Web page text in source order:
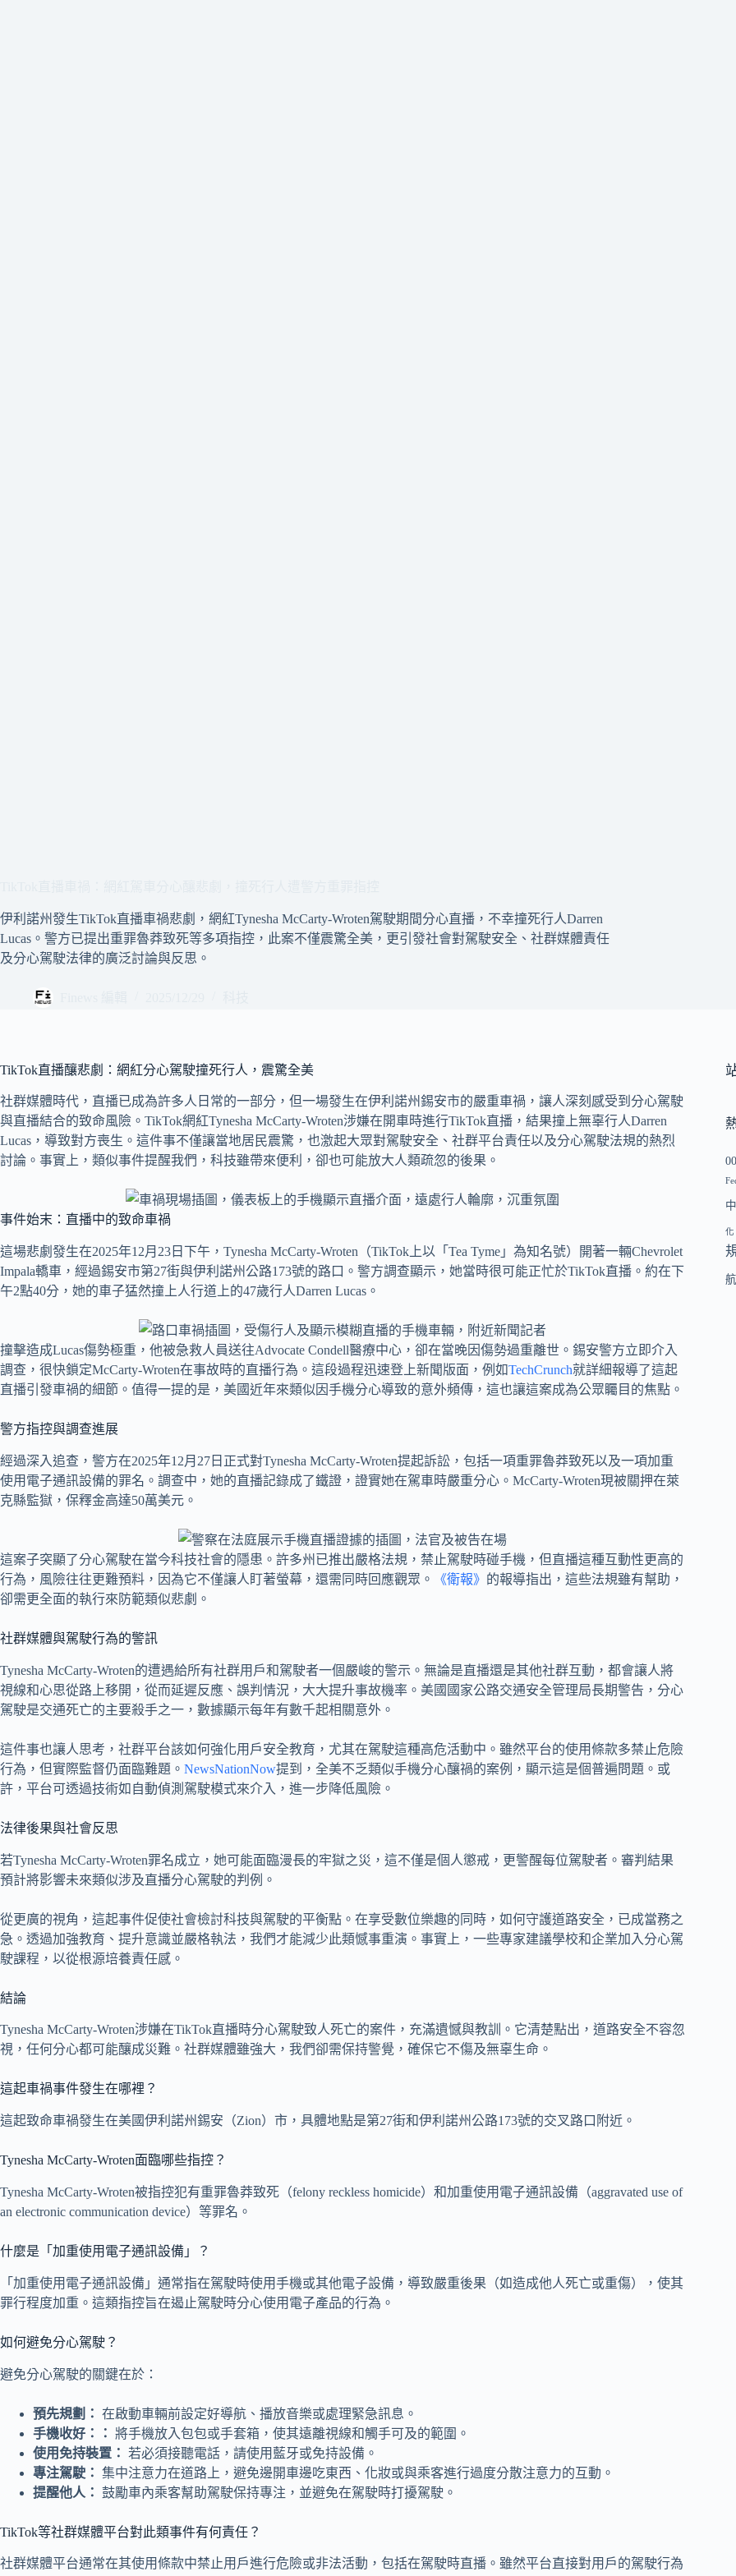
伊利諾州發生TikTok直播車禍悲劇，網紅Tynesha McCarty-Wroten駕駛期間分心直播，不幸撞死行人Darren
Lucas。警方已提出重罪魯莽致死等多項指控，此案不僅震驚全美，更引發社會對駕駛安全、社群媒體責任
及分心駕駛法律的廣泛討論與反思。
TikTok直播釀悲劇：網紅分心駕駛撞死行人，震驚全美
社群媒體時代，直播已成為許多人日常的一部分，但一場發生在伊利諾州錫安市的嚴重車禍，讓人深刻感受到分心駕駛
與直播結合的致命風險。TikTok網紅Tynesha McCarty-Wroten涉嫌在開車時進行TikTok直播，結果撞上無辜行人Darren
Lucas，導致對方喪生。這件事不僅讓當地居民震驚，也激起大眾對駕駛安全、社群平台責任以及分心駕駛法規的熱烈
討論。事實上，類似事件提醒我們，科技雖帶來便利，卻也可能放大人類疏忽的後果。
事件始末：直播中的致命車禍
這場悲劇發生在2025年12月23日下午，Tynesha McCarty-Wroten（TikTok上以「Tea Tyme」為知名號）開著一輛Chevrolet
Impala轎車，經過錫安市第27街與伊利諾州公路173號的路口。警方調查顯示，她當時很可能正忙於TikTok直播。約在下
午2點40分，她的車子猛然撞上人行道上的47歲行人Darren Lucas。
撞擊造成Lucas傷勢極重，他被急救人員送往Advocate Condell醫療中心，卻在當晚因傷勢過重離世。錫安警方立即介入
調查，很快鎖定McCarty-Wroten在事故時的直播行為。這段過程迅速登上新聞版面，例如TechCrunch就詳細報導了這起
直播引發車禍的細節。值得一提的是，美國近年來類似因手機分心導致的意外頻傳，這也讓這案成為公眾矚目的焦點。
警方指控與調查進展
經過深入追查，警方在2025年12月27日正式對Tynesha McCarty-Wroten提起訴訟，包括一項重罪魯莽致死以及一項加重
使用電子通訊設備的罪名。調查中，她的直播記錄成了鐵證，證實她在駕車時嚴重分心。McCarty-Wroten現被關押在萊
克縣監獄，保釋金高達50萬美元。
這案子突顯了分心駕駛在當今科技社會的隱患。許多州已推出嚴格法規，禁止駕駛時碰手機，但直播這種互動性更高的
行為，風險往往更難預料，因為它不僅讓人盯著螢幕，還需同時回應觀眾。
《衛報》 的報導指出，這些法規雖有幫助，
卻需更全面的執行來防範類似悲劇。
社群媒體與駕駛行為的警訊
Tynesha McCarty-Wroten的遭遇給所有社群用戶和駕駛者一個嚴峻的警示。無論是直播還是其他社群互動，都會讓人將
視線和心思從路上移開，從而延遲反應、誤判情況，大大提升事故機率。美國國家公路交通安全管理局長期警告，分心
駕駛是交通死亡的主要殺手之一，數據顯示每年有數千起相關意外。
這件事也讓人思考，社群平台該如何強化用戶安全教育，尤其在駕駛這種高危活動中。雖然平台的使用條款多禁止危險
行為，但實際監督仍面臨難題。 NewsNationNow提到，全美不乏類似手機分心釀禍的案例，顯示這是個普遍問題。或
許，平台可透過技術如自動偵測駕駛模式來介入，進一步降低風險。
法律後果與社會反思
若Tynesha McCarty-Wroten罪名成立，她可能面臨漫長的牢獄之災，這不僅是個人懲戒，更警醒每位駕駛者。審判結果
預計將影響未來類似涉及直播分心駕駛的判例。
從更廣的視角，這起事件促使社會檢討科技與駕駛的平衡點。在享受數位樂趣的同時，如何守護道路安全，已成當務之
急。透過加強教育、提升意識並嚴格執法，我們才能減少此類憾事重演。事實上，一些專家建議學校和企業加入分心駕
駛課程，以從根源培養責任感。
結論
Tynesha McCarty-Wroten涉嫌在TikTok直播時分心駕駛致人死亡的案件，充滿遺憾與教訓。它清楚點出，道路安全不容忽
視，任何分心都可能釀成災難。社群媒體雖強大，我們卻需保持警覺，確保它不傷及無辜生命。
這起車禍事件發生在哪裡？
這起致命車禍發生在美國伊利諾州錫安（Zion）市，具體地點是第27街和伊利諾州公路173號的交叉路口附近。
Tynesha McCarty-Wroten面臨哪些指控？
Tynesha McCarty-Wroten被指控犯有重罪魯莽致死（felony reckless homicide）和加重使用電子通訊設備（aggravated use of
an electronic communication device）等罪名。
什麼是「加重使用電子通訊設備」？
「加重使用電子通訊設備」通常指在駕駛時使用手機或其他電子設備，導致嚴重後果（如造成他人死亡或重傷），使其
罪行程度加重。這類指控旨在遏止駕駛時分心使用電子產品的行為。
如何避免分心駕駛？
避免分心駕駛的關鍵在於：
預先規劃： 在啟動車輛前設定好導航、播放音樂或處理緊急訊息。
手機收好：： 將手機放入包包或手套箱，使其遠離視線和觸手可及的範圍。
使用免持裝置： 若必須接聽電話，請使用藍牙或免持設備。
專注駕駛： 集中注意力在道路上，避免邊開車邊吃東西、化妝或與乘客進行過度分散注意力的互動。
提醒他人： 鼓勵車內乘客幫助駕駛保持專注，並避免在駕駛時打擾駕駛。
TikTok等社群媒體平台對此類事件有何責任？
社群媒體平台通常在其使用條款中禁止用戶進行危險或非法活動，包括在駕駛時直播。雖然平台直接對用戶的駕駛行為
化